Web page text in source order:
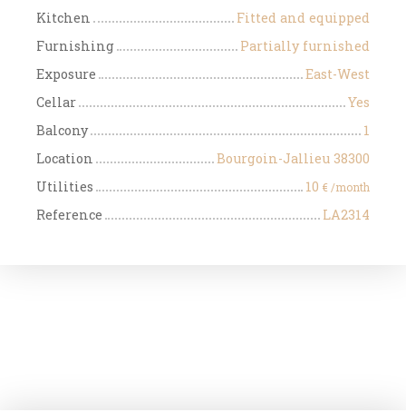
Kitchen
Fitted and equipped
Furnishing
Partially furnished
Exposure
East-West
Cellar
Yes
Balcony
1
Location
Bourgoin-Jallieu 38300
Utilities
10 € /month
Reference LA2314